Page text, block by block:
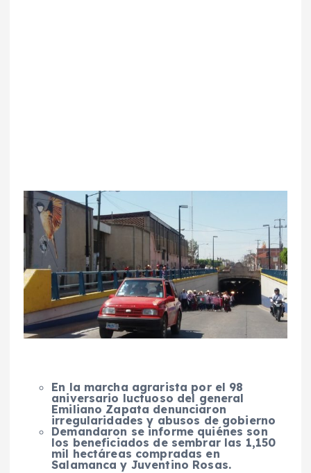
En la marcha agrarista por el 98
aniversario luctuoso del general
Emiliano Zapata denunciaron
irregularidades y abusos de gobierno
Demandaron se informe quiénes son
los beneficiados de sembrar las 1,150
mil hectáreas compradas en
Salamanca y Juventino Rosas.